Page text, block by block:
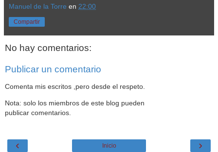
Manuel de la Torre en 22:00
Compartir
No hay comentarios:
Publicar un comentario
Comenta mis escritos ,pero desde el respeto.
Nota: solo los miembros de este blog pueden
publicar comentarios.
‹ ›
Inicio